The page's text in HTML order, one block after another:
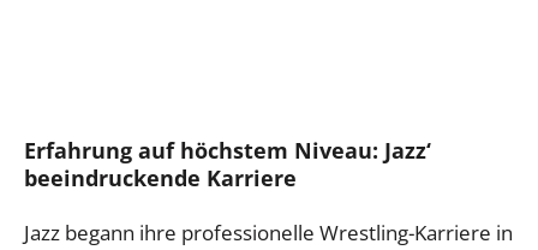
Erfahrung auf höchstem Niveau: Jazz‘
beeindruckende Karriere
Jazz begann ihre professionelle Wrestling-Karriere in